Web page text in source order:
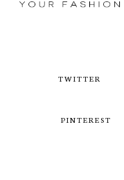
TWITTER
PINTEREST